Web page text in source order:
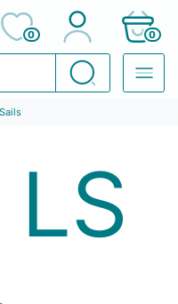
Suchen
0 0